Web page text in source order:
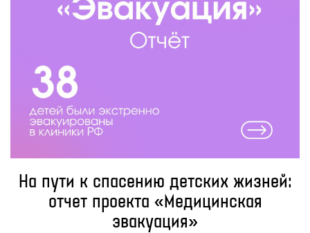
На пути к спасению детских жизней:
отчет проекта «Медицинская
эвакуация»